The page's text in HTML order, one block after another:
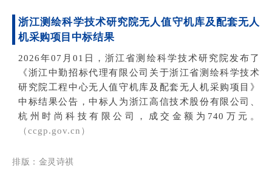
浙江测绘科学技术研究院无人值守机库及配套无人
机采购项目中标结果
2026年07月01日，浙江省测绘科学技术研究院发布了
《浙江中勤招标代理有限公司关于浙江省测绘科学技术
研究院工程中心无人值守机库及配套无人机采购项目 》
中标结果公告，中 标人为浙江高信技术股份有限公司、
杭州时尚科技有限公司
，成交金额为740万元 。
（ccgp.gov.cn）
排版：金灵诗祺